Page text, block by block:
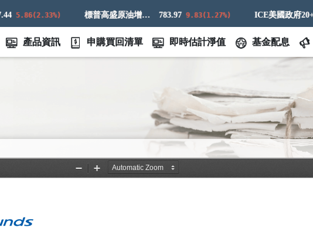
5.86(2.33%) 標普高盛原油增強超額回報指數 783.97 9.83(1.27%) ICE美國政府20+年期債券指數
產品資訊 申購買回清單 即時估計淨值 基金配息